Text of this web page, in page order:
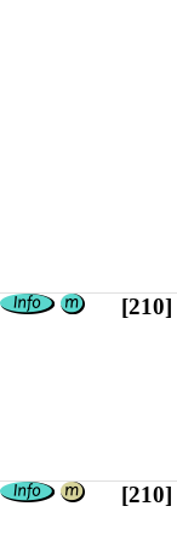
[210]
[210]